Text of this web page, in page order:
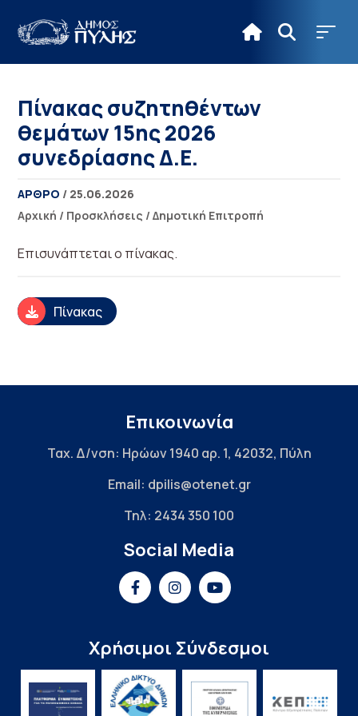
Πίνακας συζητηθέντων
θεμάτων 15ης 2026
συνεδρίασης Δ.Ε.
ΑΡΘΡΟ / 25.06.2026
Αρχική / Προσκλήσεις /Δημοτική Επιτροπή
Επισυνάπτεται ο πίνακας.
Πίνακας
Επικοινωνία
Ταχ. Δ/νση: Ηρώων 1940 αρ. 1, 42032, Πύλη
Email: dpilis@otenet.gr
Τηλ: 2434 350 100
Social Media
Χρήσιμοι Σύνδεσμοι